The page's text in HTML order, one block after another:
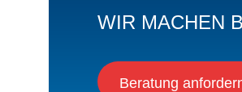
WIR MACHEN
Beratung